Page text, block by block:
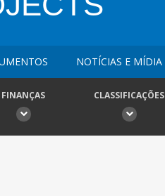
NOTÍCIAS E MÍDIA
FINANÇAS CLASSIFICAÇÕES